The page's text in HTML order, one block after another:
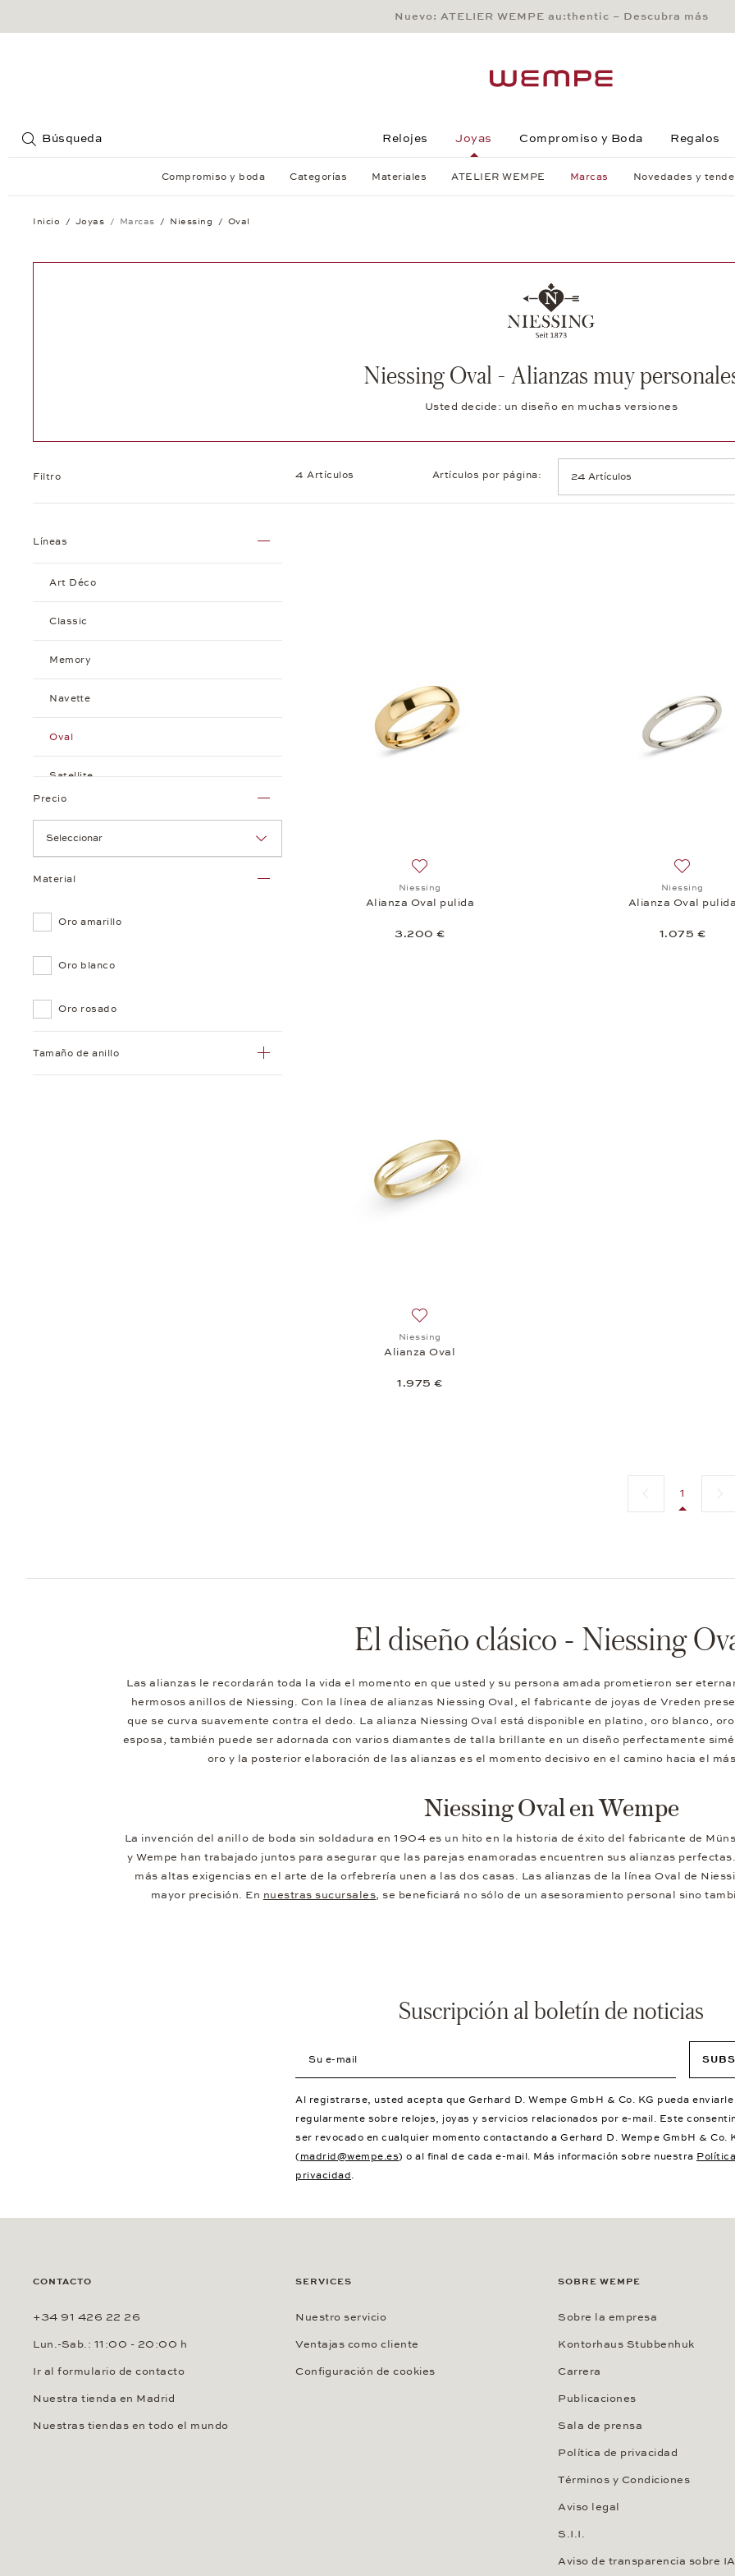
Main Content
Main Menu
Search
Footer
Nuevo: ATELIER WEMPE au:thentic – Descubra más
Búsqueda Relojes Joyas Compromiso y Boda Regalos
Compromiso y boda Categorías Materiales ATELIER WEMPE Marcas Novedades y
Inicio Joyas Marcas Niessing Oval
Niessing Oval - Alianzas muy
Usted decide: un diseño en muchas versiones
Filtro 4 Artículos Artículos por página:
Líneas
Art Déco
Classic
Memory
Navette
Oval
Satellite
Triangle
Unfold
Woven Love
Precio
Material
Oro amarillo
Oro blanco
Oro rosado
Tamaño de anillo
Añadir a la lista de deseos: Niessing, Alianza Oval pulida,
Niessing
Alianza Oval pulida
3.200 €
Añadir a
Niessing
Alianza Oval pulida
1.075 €
Niessing
Alianza Oval
1.975 €
Página anterior
1
El diseño clásico - Niessing
Las alianzas le recordarán toda la vida el momento en que usted y su persona amada prometieron ser
hermosos anillos de Niessing. Con la línea de alianzas Niessing Oval, el fabricante de joyas de Vreden
que se curva suavemente contra el dedo. La alianza Niessing Oval está disponible en platino, oro blanco,
esposa, también puede ser adornada con varios diamantes de talla brillante en un diseño perfectamente
oro y la posterior elaboración de las alianzas es el momento decisivo en el camino hacia el
Niessing Oval en Wempe
La invención del anillo de boda sin soldadura en 1904 es un hito en la historia de éxito del fabricante de
y Wempe han trabajado juntos para asegurar que las parejas enamoradas encuentren sus alianzas
más altas exigencias en el arte de la orfebrería unen a las dos casas. Las alianzas de la línea Oval de
mayor precisión. En nuestras sucursales, se beneficiará no sólo de un asesoramiento personal sino
Suscripción al boletín de noticias
Al registrarse, usted acepta que Gerhard D. Wempe GmbH & Co. KG pueda
regularmente sobre relojes, joyas y servicios relacionados por e-mail. Este
ser revocado en cualquier momento contactando a Gerhard D. Wempe GmbH & Co.
( madrid@wempe.es) o al final de cada e-mail. Más información sobre nuestra
privacidad.
CONTACTO
+34 91 426 22 26
Lun.-Sab.: 11:00 - 20:00 h
Ir al formulario de contacto
Nuestra tienda en Madrid
Nuestras tiendas en todo el mundo
SERVICES
Nuestro servicio
Ventajas como cliente
Configuración de cookies
SOBRE WEMPE
Sobre la empresa
Kontorhaus Stubbenhuk
Carrera
Publicaciones
Sala de prensa
Política de privacidad
Términos y Condiciones
Aviso legal
S.I.I.
Aviso de transparencia sobre IA